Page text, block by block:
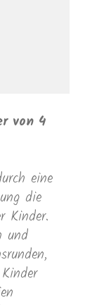
von 4
eine
die
Kinder.
und